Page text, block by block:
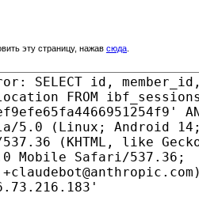
эту страницу, нажав сюда